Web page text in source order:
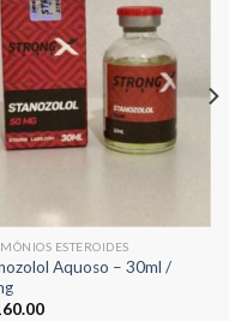
Adicionar
aos meus
desejos
ESTEROIDES
Aquoso – 30ml /